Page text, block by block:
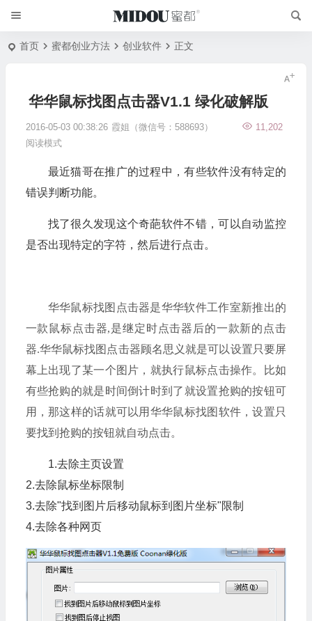
首页 蜜都创业方法 创业软件 正文
华华鼠标找图点击器V1.1 绿化破解版
2016-05-03 00:38:26 霞姐（微信号：588693）
11,202
阅读模式
最近猫哥在推广的过程中，有些软件没有特定的
错误判断功能。
找了很久发现这个奇葩软件不错，可以自动监控
是否出现特定的字符，然后进行点击。
华华鼠标找图点击器是华华软件工作室新推出的
一款鼠标点击器,是继定时点击器后的一款新的点击
器.华华鼠标找图点击器顾名思义就是可以设置只要屏
幕上出现了某一个图片，就执行鼠标点击操作。
比如
有些抢购的就是时间倒计时到了就设置抢购的按钮可
用，那这样的话就可以用华华鼠标找图软件，设置只
要找到抢购的按钮就自动点击。
1.去除主页设置
2.去除鼠标坐标限制
3.去除"找到图片后移动鼠标到图片坐标"限制
4.去除各种网页